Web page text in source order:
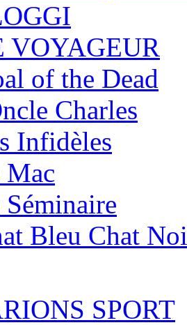
VOYAGEUR
of the Dead
Charles
Infidèles
Mac
Bleu Chat
SPORT